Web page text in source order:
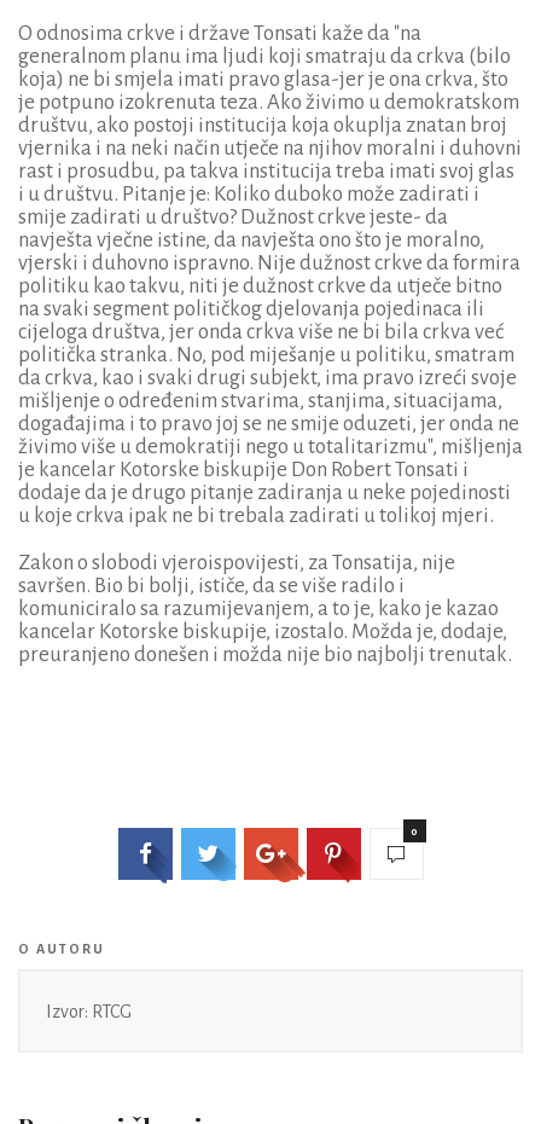
O odnosima crkve i države Tonsati kaže da "na
generalnom planu ima ljudi koji smatraju da crkva (bilo
koja) ne bi smjela imati pravo glasa-jer je ona crkva, što
je potpuno izokrenuta teza. Ako živimo u demokratskom
društvu, ako postoji institucija koja okuplja znatan broj
vjernika i na neki način utječe na njihov moralni i duhovni
rast i prosudbu, pa takva institucija treba imati svoj glas
i u društvu. Pitanje je: Koliko duboko može zadirati i
smije zadirati u društvo? Dužnost crkve jeste- da
navješta vječne istine, da navješta ono što je moralno,
vjerski i duhovno ispravno. Nije dužnost crkve da formira
politiku kao takvu, niti je dužnost crkve da utječe bitno
na svaki segment političkog djelovanja pojedinaca ili
cijeloga društva, jer onda crkva više ne bi bila crkva već
politička stranka. No, pod miješanje u politiku, smatram
da crkva, kao i svaki drugi subjekt, ima pravo izreći svoje
mišljenje o određenim stvarima, stanjima, situacijama,
događajima i to pravo joj se ne smije oduzeti, jer onda ne
živimo više u demokratiji nego u totalitarizmu", mišljenja
je kancelar Kotorske biskupije Don Robert Tonsati i
dodaje da je drugo pitanje zadiranja u neke pojedinosti
u koje crkva ipak ne bi trebala zadirati u tolikoj mjeri.
Zakon o slobodi vjeroispovijesti, za Tonsatija, nije
savršen. Bio bi bolji, ističe, da se više radilo i
komuniciralo sa razumijevanjem, a to je, kako je kazao
kancelar Kotorske biskupije, izostalo. Možda je, dodaje,
preuranjeno donešen i možda nije bio najbolji trenutak.
0
O AUTORU
Izvor: RTCG